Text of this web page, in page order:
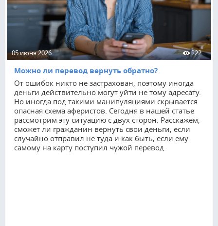
05 июня 2026 222
Можно ли перевод вернуть обратно?
От ошибок никто не застрахован, поэтому иногда
деньги действительно могут уйти не тому адресату.
Но иногда под такими манипуляциями скрывается
опасная схема аферистов. Сегодня в нашей статье
рассмотрим эту ситуацию с двух сторон. Расскажем,
сможет ли гражданин вернуть свои деньги, если
случайно отправил не туда и как быть, если ему
самому на карту поступил чужой перевод.